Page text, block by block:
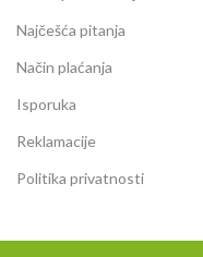
Najčešća pitanja
Način plaćanja
Isporuka
Reklamacije
Politika privatnosti